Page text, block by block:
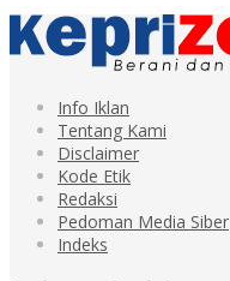
Info Iklan
Tentang Kami
Disclaimer
Kode Etik
Redaksi
Pedoman Media Siber
Indeks